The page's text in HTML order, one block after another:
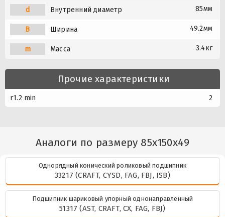
d Внутренний диаметр 85мм
B Ширина 49.2мм
m Масса 3.4кг
Прочие характеристики
r1.2 min 2
Аналоги по размеру 85x150x49
Однорядный конический роликовый подшипник
33217 (CRAFT, CYSD, FAG, FBJ, ISB)
Подшипник шариковый упорный однонаправленный
51317 (AST, CRAFT, CX, FAG, FBJ)